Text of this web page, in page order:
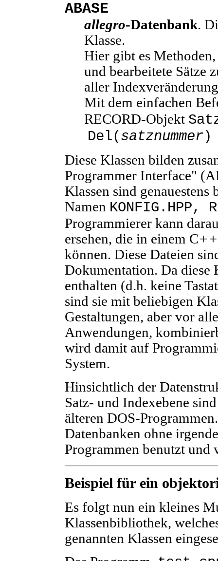
ABASE
allegro-Datenbank.
Klasse.
Hier gibt es
und bearbeitete Sätze
aller
Mit dem einfachen
RECORD-Objekt
Del(satznummer)
Diese Klassen bilden
Programmer Interface"
Klassen sind
Namen KONFIG.HPP,
Programmierer kann
ersehen, die in einem C++
können. Diese Dateien
Dokumentation. Da diese
enthalten (d.h. keine
sind sie mit beliebigen
Gestaltungen, aber vor
Anwendungen,
wird damit auf
System.
Hinsichtlich der
Satz- und Indexebene
älteren DOS-
Datenbanken ohne
Programmen benutzt und
Beispiel für ein
Es folgt nun ein kleines
Klassenbibliothek,
genannten Klassen